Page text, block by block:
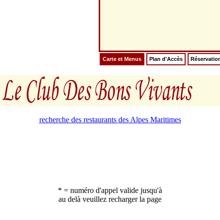
Carte et Menus Plan d'Accès
recherche des restaurants des Alpes Maritimes
* = numéro d'appel valide jusqu'à
au delà veuillez recharger la page